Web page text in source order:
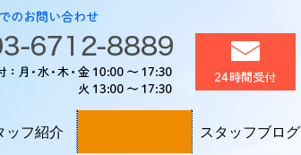
品川区
ッフ紹介
要クリック！
採用情報！
スタッフブログ